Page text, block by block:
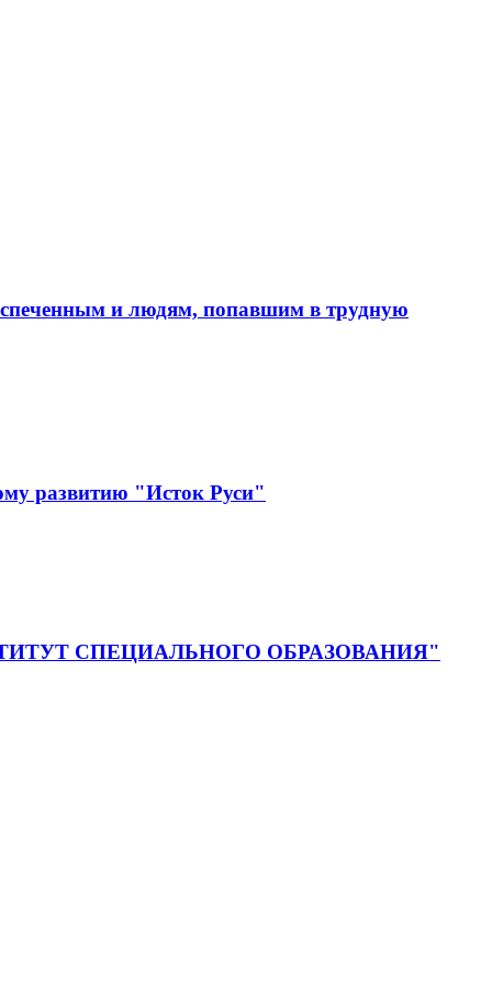
и людям, попавшим в трудную
развитию "Исток Руси"
"ИНСТИТУТ СПЕЦИАЛЬНОГО ОБРАЗОВАНИЯ"